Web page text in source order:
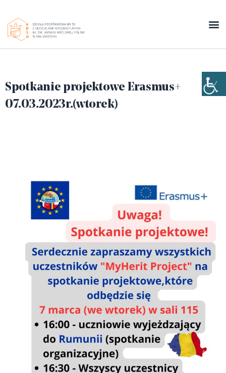
Spotkanie projektowe Erasmus+
07.03.2023r.(wtorek)